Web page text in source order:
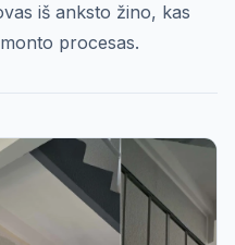
iš anksto žino, kas
procesas.